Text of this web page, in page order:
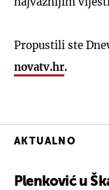
Propustili ste
novatv.hr.
AKTUALNO
Plenković u